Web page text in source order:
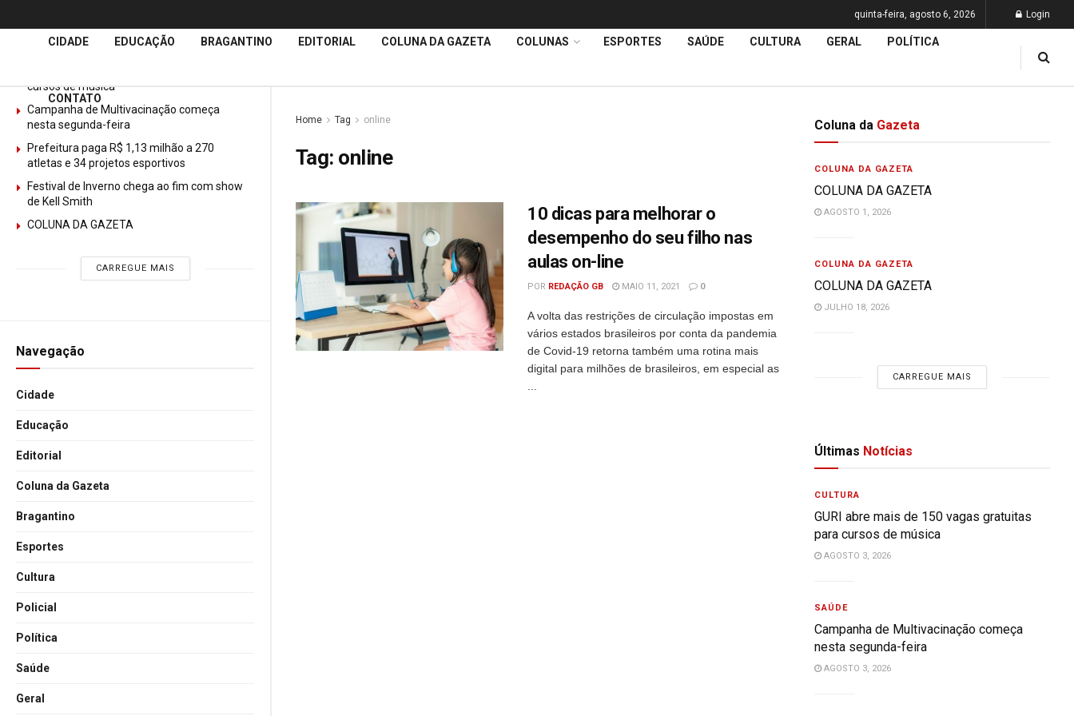
ÚltimasNotícias
cursos de música
Campanha de Multivacinação começa
nesta segunda-feira
Prefeitura paga R$ 1,13 milhão a 270
atletas e 34 projetos esportivos
Festival de Inverno chega ao fim com show
de Kell Smith
COLUNA DA GAZETA
CARREGUE MAIS
Navegação
Cidade
Educação
Editorial
Coluna da Gazeta
Bragantino
Esportes
Cultura
Policial
Política
Saúde
Geral
quinta-feira, agosto 6, 2026 Login
CIDADE EDUCAÇÃO BRAGANTINO EDITORIAL COLUNA DA GAZETA COLUNAS ESPORTES SAÚDE CULTURA GERAL POLÍTICA
CONTATO
Home Tag online
Tag: online
10 dicas para melhorar o
desempenho do seu filho nas
aulas on-line
POR REDAÇÃO GB MAIO 11, 2021 0
A volta das restrições de circulação impostas em
vários estados brasileiros por conta da pandemia
de Covid-19 retorna também uma rotina mais
digital para milhões de brasileiros, em especial as
Coluna da Gazeta
COLUNA DA GAZETA
COLUNA DA GAZETA
AGOSTO 1, 2026
COLUNA DA GAZETA
COLUNA DA GAZETA
JULHO 18, 2026
CARREGUE MAIS
Últimas Notícias
CULTURA
GURI abre mais de 150 vagas gratuitas
para cursos de música
AGOSTO 3, 2026
SAÚDE
Campanha de Multivacinação começa
nesta segunda-feira
AGOSTO 3, 2026